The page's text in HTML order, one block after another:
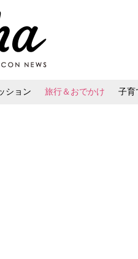
ション 旅行＆おでかけ 子育